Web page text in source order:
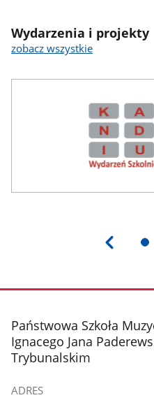
Wydarzenia i projekty
zobacz wszystkie
stopka
Państwowa Szkoła
Ignacego Jana
Trybunalskim
ADRES